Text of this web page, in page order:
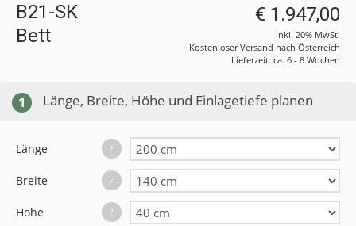
B21-SK
Bett
€ 1.947,00
inkl. 20% MwSt.
Kostenloser Versand nach Österreich
Lieferzeit: ca. 6 - 8 Wochen
1 Länge, Breite, Höhe und Einlagetiefe planen
Länge ?
Breite ?
Höhe ?